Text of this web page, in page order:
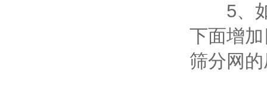
5、如
下面增
筛分网